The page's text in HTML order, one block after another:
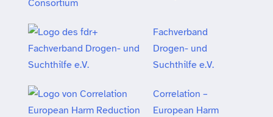
Fachverband
Drogen- und
Suchthilfe e.V.
Correlation –
European Harm